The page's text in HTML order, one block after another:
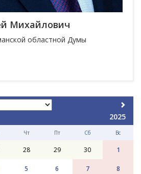
Михайлович
областной Думы
2025
Чт Пт Сб Вс
28 29 30 1
5 6 7 8